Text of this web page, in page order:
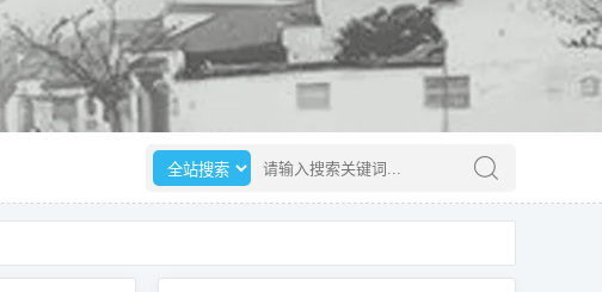
选择搜索范围 请输入搜索关键词